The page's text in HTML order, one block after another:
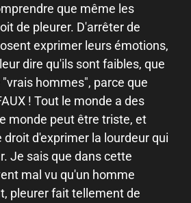
que même les
de pleurer. D'arrêter de
exprimer leurs émotions,
dire qu'ils sont faibles, que
hommes", parce que
! Tout le monde a des
monde peut être triste, et
d'exprimer la lourdeur qui
Je sais que dans cette
mal vu qu'un homme
pleurer fait tellement de